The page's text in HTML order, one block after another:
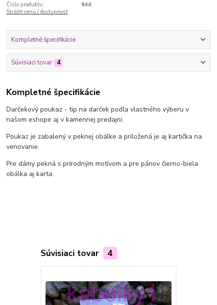
Číslo produktu:
944
Strážiť cenu / dostupnosť
Kompletné špecifikácie
Súvisiaci tovar 4
Kompletné špecifikácie
Darčekový poukaz - tip na darček podľa vlastného výberu v
našom eshope aj v kamennej predajni.
Poukaz je zabalený v peknej obálke a priložená je aj kartička na
venovanie.
Pre dámy pekná s prírodným motívom a pre pánov čierno-biela
obálka aj karta.
Súvisiaci tovar 4